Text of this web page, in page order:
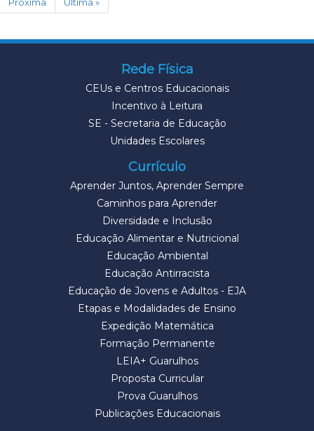
Rede Física
CEUs e Centros Educacionais
Incentivo à Leitura
SE - Secretaria de Educação
Unidades Escolares
Currículo
Aprender Juntos, Aprender Sempre
Caminhos para Aprender
Diversidade e Inclusão
Educação Alimentar e Nutricional
Educação Ambiental
Educação Antirracista
Educação de Jovens e Adultos - EJA
Etapas e Modalidades de Ensino
Expedição Matemática
Formação Permanente
LEIA+ Guarulhos
Proposta Curricular
Prova Guarulhos
Publicações Educacionais